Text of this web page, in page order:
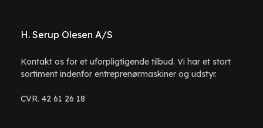
H. Serup Olesen A/S
Kontakt os for et uforpligtigende tilbud. Vi har et stort
sortiment indenfor entreprenørmaskiner og udstyr.
CVR. 42 61 26 18